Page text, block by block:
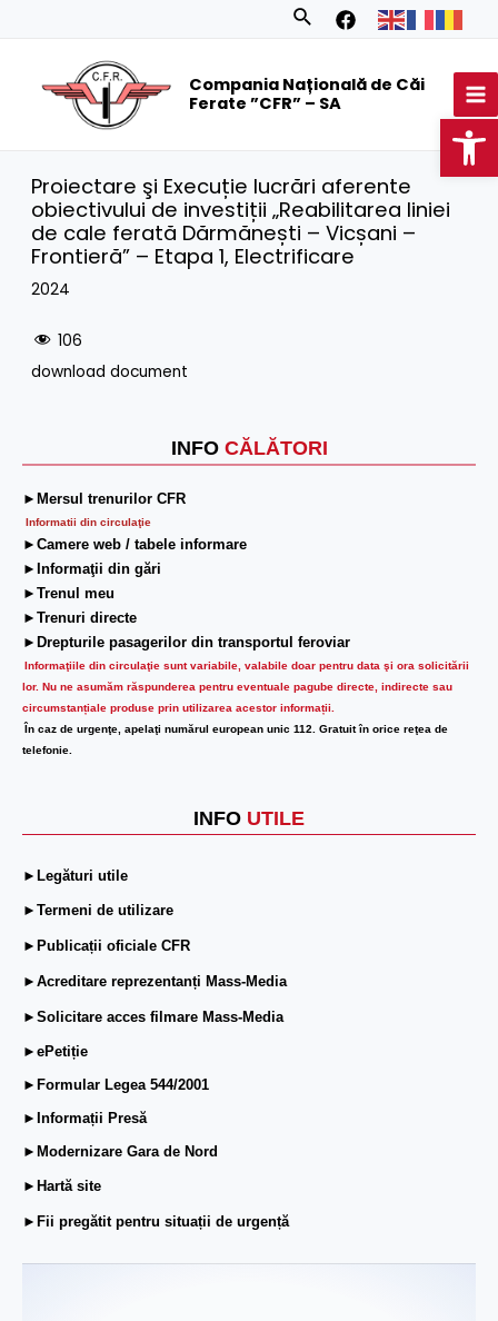
Search
Compania Națională de Căi
Ferate ”CFR” – SA
INFO CĂLĂTORI
►Mersul trenurilor CFR
Informatii din circulaţie
►Camere web / tabele informare
►Informaţii din gări
►Trenul meu
►Trenuri directe
►Drepturile pasagerilor din transportul feroviar
Informaţiile din circulaţie sunt variabile, valabile doar pentru data şi ora solicitării
lor. Nu ne asumăm răspunderea pentru eventuale pagube directe, indirecte sau
circumstanțiale produse prin utilizarea acestor informații.
În caz de urgenţe, apelaţi numărul european unic 112. Gratuit în orice reţea de
telefonie.
INFO UTILE
►Legături utile
►Termeni de utilizare
►Publicații oficiale CFR
►Acreditare reprezentanți Mass-Media
►Solicitare acces filmare Mass-Media
►ePetiție
►Formular Legea 544/2001
►Informații Presă
►Modernizare Gara de Nord
►Hartă site
►Fii pregătit pentru situații de urgență
Proiectare şi Execuție lucrări aferente
obiectivului de investiții „Reabilitarea liniei
de cale ferată Dărmănești – Vicșani –
Frontieră” – Etapa 1, Electrificare
2024
106
download document